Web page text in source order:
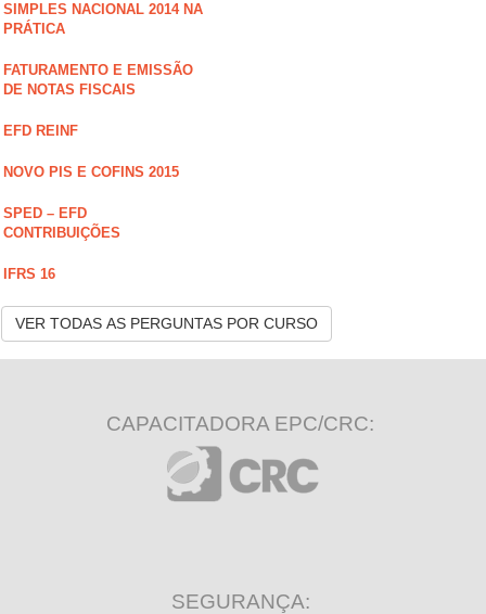
SIMPLES NACIONAL 2014 NA
PRÁTICA
FATURAMENTO E EMISSÃO
DE NOTAS FISCAIS
EFD REINF
NOVO PIS E COFINS 2015
SPED – EFD
CONTRIBUIÇÕES
IFRS 16
VER TODAS AS PERGUNTAS POR CURSO
CAPACITADORA EPC/CRC:
SEGURANÇA: